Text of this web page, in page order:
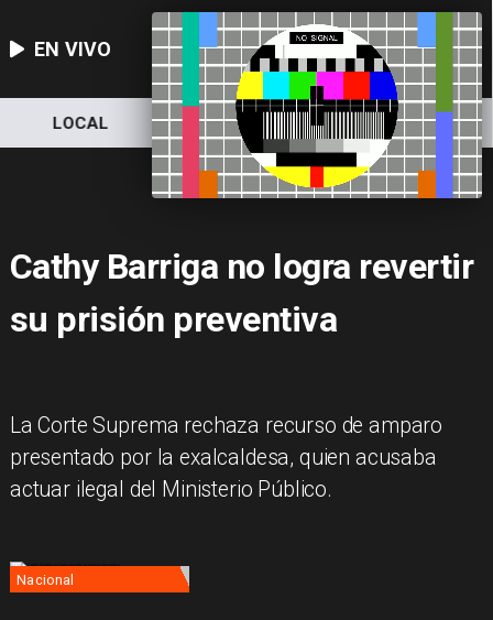
EN VIVO
LOCAL NACIONAL DEPORTES
Cathy Barriga no logra revertir
su prisión preventiva
La Corte Suprema rechaza recurso de amparo
presentado por la exalcaldesa, quien acusaba
actuar ilegal del Ministerio Público.
Nacional